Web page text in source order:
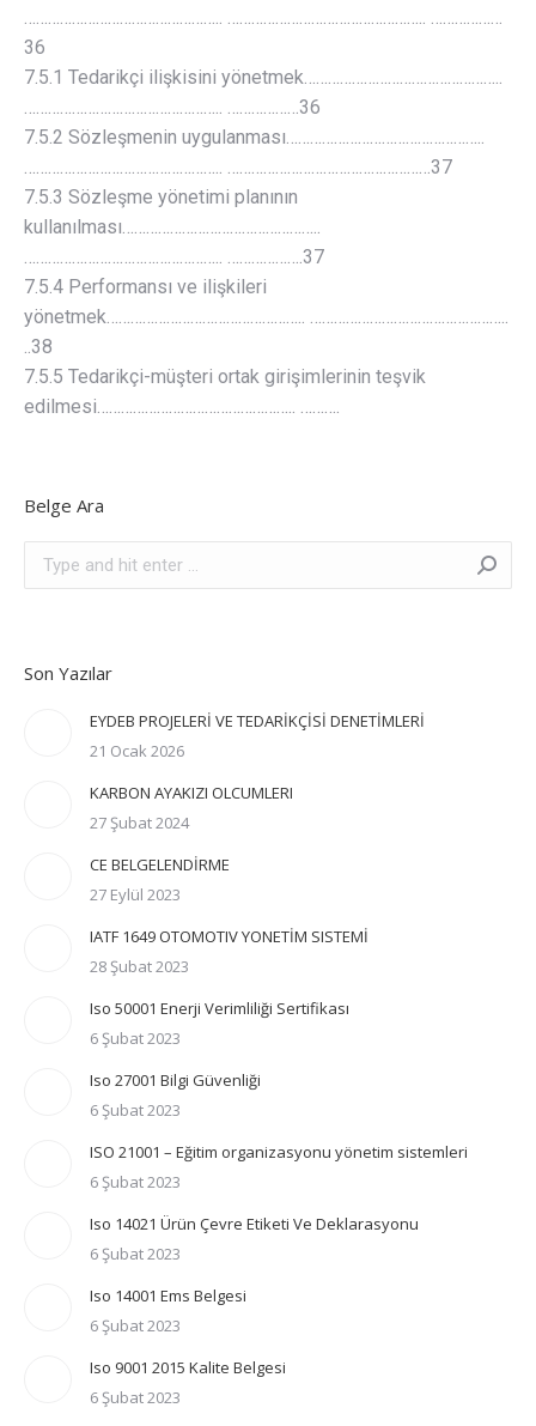
………………………………………….. ………………………………………….. ………………
36
7.5.1 Tedarikçi ilişkisini yönetmek…………………………………………..
………………………………………….. ………………36
7.5.2 Sözleşmenin uygulanması…………………………………………..
………………………………………….. ……………………………………………37
7.5.3 Sözleşme yönetimi planının
kullanılması…………………………………………..
………………………………………….. ……………….37
7.5.4 Performansı ve ilişkileri
yönetmek………………………………………….. …………………………………………..
..38
7.5.5 Tedarikçi-müşteri ortak girişimlerinin teşvik
edilmesi………………………………………….. ……….
Belge Ara
Search:
Son Yazılar
EYDEB PROJELERİ VE TEDARİKÇİSİ DENETİMLERİ
21 Ocak 2026
KARBON AYAKIZI OLCUMLERI
27 Şubat 2024
CE BELGELENDİRME
27 Eylül 2023
IATF 1649 OTOMOTIV YONETİM SISTEMİ
28 Şubat 2023
Iso 50001 Enerji Verimliliği Sertifikası
6 Şubat 2023
Iso 27001 Bilgi Güvenliği
6 Şubat 2023
ISO 21001 – Eğitim organizasyonu yönetim sistemleri
6 Şubat 2023
Iso 14021 Ürün Çevre Etiketi Ve Deklarasyonu
6 Şubat 2023
Iso 14001 Ems Belgesi
6 Şubat 2023
Iso 9001 2015 Kalite Belgesi
6 Şubat 2023